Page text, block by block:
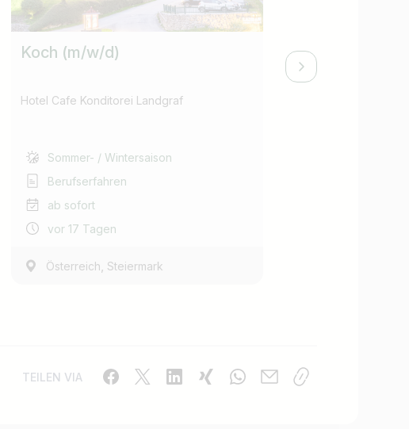
Koch (m/w/d)
Hotel Cafe Konditorei Landgraf
Sommer- / Wintersaison
Berufserfahren
ab sofort
vor 17 Tagen
Österreich, Steiermark
Konditor (m/w/
TEILEN VIA